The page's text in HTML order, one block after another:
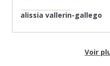
alissia vallerin-gallego
Voir